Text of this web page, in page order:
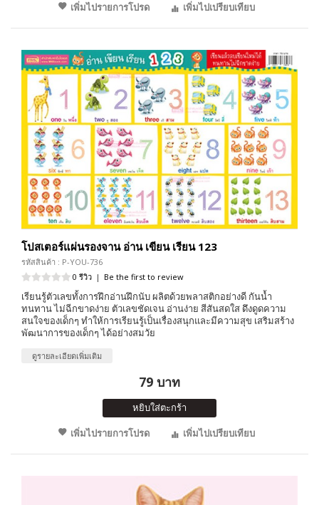
เพิ่มไปรายการโปรด
เพิ่มไปเปรียบเทียบ
โปสเตอร์แผ่นรองจาน อ่าน เขียน เรียน 123
รหัสสินค้า : P-YOU-736
0 รีวิว | Be the first to review
เรียนรู้ตัวเลขทั้งการฝึกอ่านฝึกนับ ผลิตด้วยพลาสติกอย่างดี กันน้ำ
ทนทาน ไม่ฉีกขาดง่าย ตัวเลขชัดเจน อ่านง่าย สีสันสดใส ดึงดูดความ
สนใจของเด็กๆ ทำให้การเรียนรู้เป็นเรื่องสนุกและมีความสุข เสริมสร้าง
พัฒนาการของเด็กๆ ได้อย่างสมวัย
ดูรายละเอียดเพิ่มเติม
79 บาท
หยิบใส่ตะกร้า
เพิ่มไปรายการโปรด
เพิ่มไปเปรียบเทียบ